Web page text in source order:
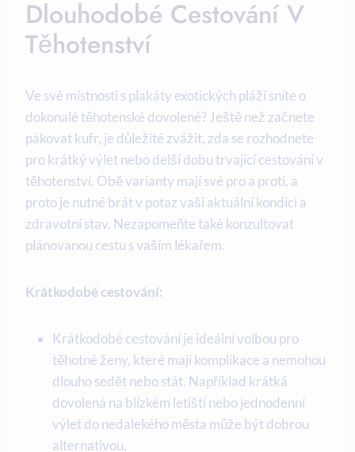
Dlouhodobé Cestování V
Těhotenství
Ve ‍své místnosti s plakáty exotických pláží sníte o
dokonalé těhotenské dovolené? Ještě než začnete
pákovat kufr, je důležité zvážit, zda se⁤ rozhodnete ​
pro krátký výlet nebo ‍delší dobu trvající cestování ​v
těhotenství. Obě varianty mají své pro a proti, a
⁣proto je nutné brát v potaz‌ vaši aktuální kondici a‌
zdravotní stav. Nezapomeňte také konzultovat
plánovanou ⁣cestu s⁢ vaším⁢ lékařem.
Krátkodobé cestování:
Krátkodobé cestování je ideální volbou pro
těhotné‌ ženy, které mají komplikace a⁢ nemohou
dlouho sedět nebo ⁢stát. ⁤Například krátká
dovolená na blízkém letišti nebo jednodenní
výlet do nedalekého města může být dobrou
alternativou.